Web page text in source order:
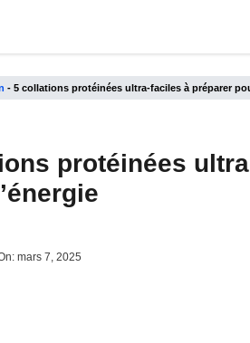
- 5 collations protéinées ultra-faciles à préparer
protéinées
mars 7, 2025